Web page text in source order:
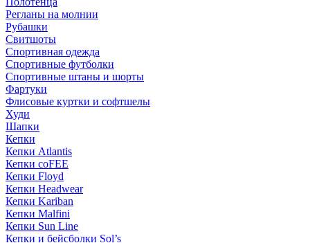
Регланы на молнии
Рубашки
Свитшоты
Спортивная одежда
Спортивные футболки
Спортивные штаны и шорты
Фартуки
Флисовые куртки и софтшелы
Худи
Шапки
Кепки
Кепки Atlantis
Кепки coFEE
Кепки Floyd
Кепки Headwear
Кепки Kariban
Кепки Malfini
Кепки Sun Line
Кепки и бейсболки Sol’s